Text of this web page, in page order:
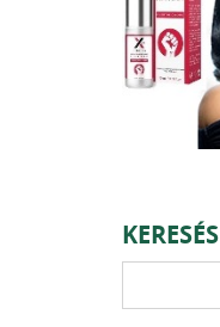
KERESÉS